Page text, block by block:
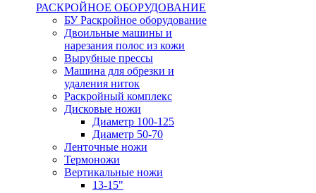
РАСКРОЙНОЕ ОБОРУДОВАНИЕ
БУ Раскройное оборудование
Двоильные машины и
нарезания полос из кожи
Вырубные прессы
Машина для обрезки и
удаления ниток
Раскройный комплекс
Дисковые ножи
Диаметр 100-125
Диаметр 50-70
Ленточные ножи
Термоножи
Вертикальные ножи
13-15"